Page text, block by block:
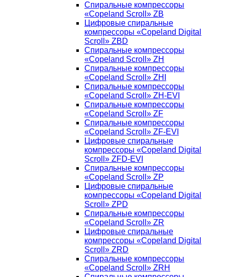
Спиральные компрессоры
«Copeland Scroll» ZB
Цифровые спиральные
компрессоры «Copeland Digital
Scroll» ZBD
Спиральные компрессоры
«Copeland Scroll» ZH
Спиральные компрессоры
«Copeland Scroll» ZHI
Спиральные компрессоры
«Copeland Scroll» ZH-EVI
Спиральные компрессоры
«Copeland Scroll» ZF
Спиральные компрессоры
«Copeland Scroll» ZF-EVI
Цифровые спиральные
компрессоры «Copeland Digital
Scroll» ZFD-EVI
Спиральные компрессоры
«Copeland Scroll» ZP
Цифровые спиральные
компрессоры «Copeland Digital
Scroll» ZPD
Спиральные компрессоры
«Copeland Scroll» ZR
Цифровые спиральные
компрессоры «Copeland Digital
Scroll» ZRD
Спиральные компрессоры
«Copeland Scroll» ZRH